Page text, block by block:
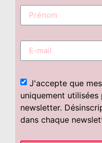
J'accepte que
uniquement
newsletter.
dans chaque